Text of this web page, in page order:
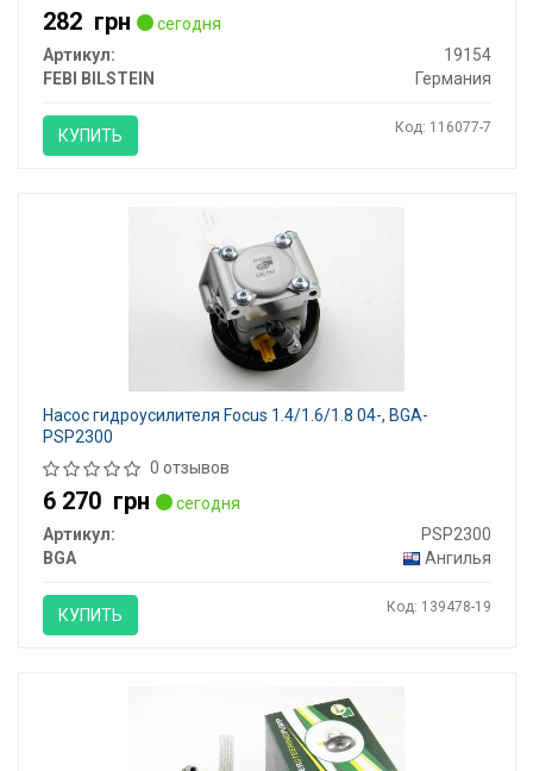
282 грн
сегодня
Артикул:
19154
FEBI BILSTEIN
Германия
КУПИТЬ Код: 116077-7
Насос гидроусилителя Focus 1.4/1.6/1.8 04-, BGA-
PSP2300
0 отзывов
6 270 грн
сегодня
Артикул:
PSP2300
BGA
Ангилья
КУПИТЬ Код: 139478-19